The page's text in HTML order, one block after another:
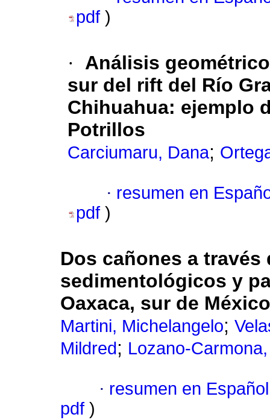
pdf )
·
Análisis
sur del rift del Río
Chihuahua: ejemplo
Potrillos
Carciumaru, Dana;
· resumen en
pdf )
Dos cañones a
sedimentológicos y
Oaxaca, sur de México
Martini, Michelangelo;
Mildred ; Lozano-
· resumen en Español
pdf )